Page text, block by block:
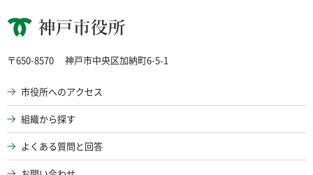
神戸市役所
〒650-8570 神戸市中央区加納町6-5-1
市役所へのアクセス
組織から探す
よくある質問と回答